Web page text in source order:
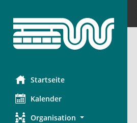
Startseite
Kalender
Organisation